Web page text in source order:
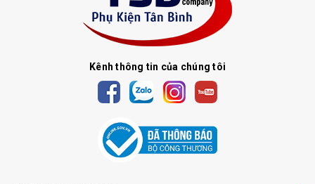
Kênh thông tin của chúng tôi